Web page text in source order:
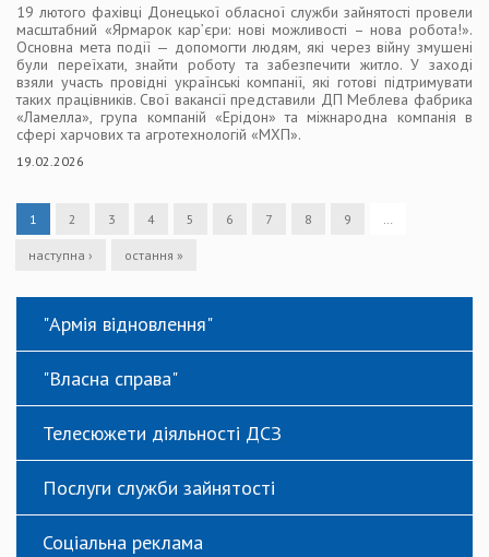
19 лютого фахівці Донецької обласної служби зайнятості провели
масштабний «Ярмарок кар’єри: нові можливості – нова робота!».
Основна мета події — допомогти людям, які через війну змушені
були переїхати, знайти роботу та забезпечити житло. У заході
взяли участь провідні українські компанії, які готові підтримувати
таких працівників. Свої вакансії представили ДП Меблева фабрика
«Ламелла», група компаній «Ерідон» та міжнародна компанія в
сфері харчових та агротехнологій «МХП».
19.02.2026
1 2 3 4 5 6 7 8 9
наступна › остання »
"Армія відновлення"
"Власна справа"
Телесюжети діяльності ДСЗ
Послуги служби зайнятості
Соціальна реклама